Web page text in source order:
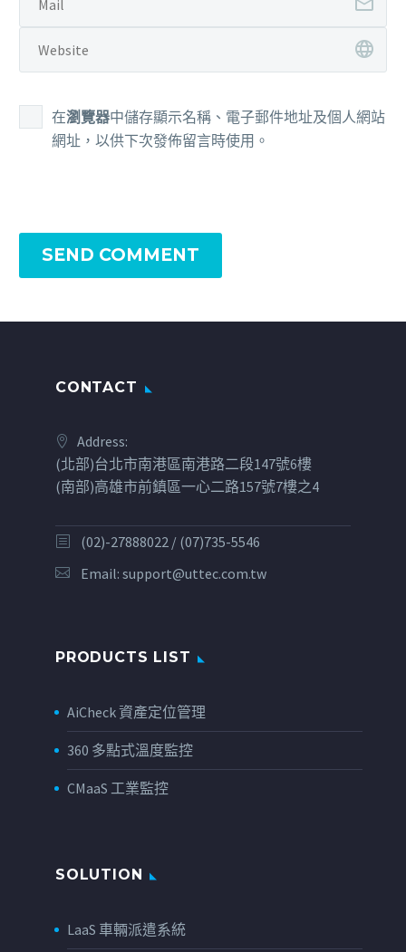
在瀏覽器中儲存顯示名稱、電子郵件地址及個人網站
網址，以供下次發佈留言時使用。
SEND COMMENT
CONTACT
Address:
(北部)台北市南港區南港路二段147號6樓
(南部)高雄市前鎮區一心二路157號7樓之4
(02)-27888022 / (07)735-5546
Email: support@uttec.com.tw
PRODUCTS LIST
AiCheck 資產定位管理
360 多點式溫度監控
CMaaS 工業監控
SOLUTION
LaaS 車輛派遣系統